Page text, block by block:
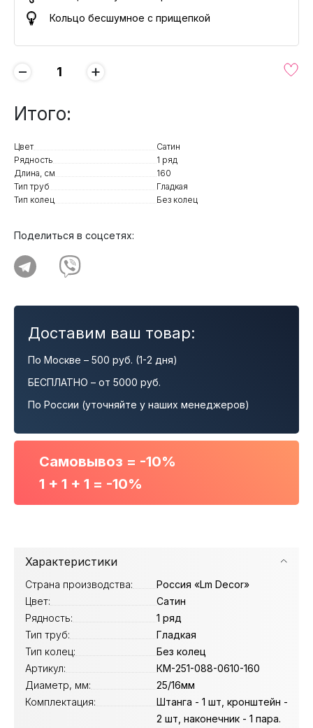
Кольцо бесшумное с прищепкой
− +
Итого:
Цвет
Сатин
Рядность
1 ряд
Длина, см
160
Тип труб
Гладкая
Тип колец
Без колец
Поделиться в соцсетях:
Доставим ваш товар:
По Москве – 500 руб. (1-2 дня)
БЕСПЛАТНО – от 5000 руб.
По России (уточняйте у наших менеджеров)
Самовывоз = -10%
1 + 1 + 1 = -10%
Характеристики
Страна производства:
Россия «Lm Decor»
Цвет:
Сатин
Рядность:
1 ряд
Тип труб:
Гладкая
Тип колец:
Без колец
Артикул:
КМ-251-088-0610-160
Диаметр, мм:
25/16мм
Комплектация:
Штанга - 1 шт, кронштейн -
2 шт, наконечник - 1 пара.